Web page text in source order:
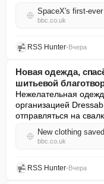
bbc.co.uk
RSS Hunter•Вчера
Новая одежда,
шитьевой
Нежелательная
организацией
отправляться на
bbc.co.uk
RSS Hunter•Вчера